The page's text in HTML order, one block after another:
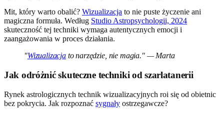
Mit, który warto obalić? Wizualizacja to nie puste życzenie ani
magiczna formuła. Według Studio Astropsychologii, 2024
skuteczność tej techniki wymaga autentycznych emocji i
zaangażowania w proces działania.
"Wizualizacjato narzędzie, nie magia." — Marta
Jak odróżnić skuteczne techniki od szarlatanerii
Rynek astrologicznych technik wizualizacyjnych roi się od obietnic
bez pokrycia. Jak rozpoznać sygnały ostrzegawcze?